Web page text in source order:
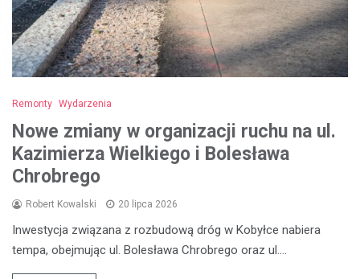
Remonty Wydarzenia
Nowe zmiany w organizacji ruchu na ul.
Kazimierza Wielkiego i Bolesława
Chrobrego
Robert Kowalski 20 lipca 2026
Inwestycja związana z rozbudową dróg w Kobyłce nabiera
tempa, obejmując ul. Bolesława Chrobrego oraz ul.…